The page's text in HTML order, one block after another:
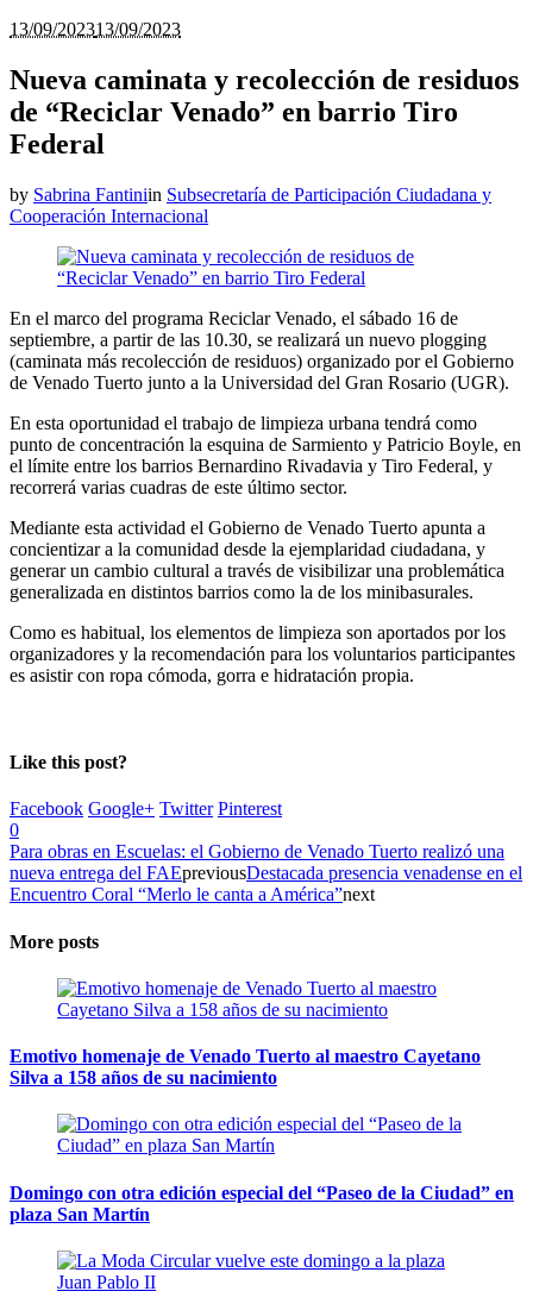
13/09/202313/09/2023
Nueva caminata y recolección de residuos
de “Reciclar Venado” en barrio Tiro
Federal
by Sabrina Fantiniin Subsecretaría de Participación Ciudadana y
Cooperación Internacional
En el marco del programa Reciclar Venado, el sábado 16 de
septiembre, a partir de las 10.30, se realizará un nuevo plogging
(caminata más recolección de residuos) organizado por el Gobierno
de Venado Tuerto junto a la Universidad del Gran Rosario (UGR).
En esta oportunidad el trabajo de limpieza urbana tendrá como
punto de concentración la esquina de Sarmiento y Patricio Boyle, en
el límite entre los barrios Bernardino Rivadavia y Tiro Federal, y
recorrerá varias cuadras de este último sector.
Mediante esta actividad el Gobierno de Venado Tuerto apunta a
concientizar a la comunidad desde la ejemplaridad ciudadana, y
generar un cambio cultural a través de visibilizar una problemática
generalizada en distintos barrios como la de los minibasurales.
Como es habitual, los elementos de limpieza son aportados por los
organizadores y la recomendación para los voluntarios participantes
es asistir con ropa cómoda, gorra e hidratación propia.
Like this post?
Facebook Google+ Twitter Pinterest
0
Para obras en Escuelas: el Gobierno de Venado Tuerto realizó una
nueva entrega del FAEpreviousDestacada presencia venadense en el
Encuentro Coral “Merlo le canta a América”next
More posts
Emotivo homenaje de Venado Tuerto al maestro Cayetano
Silva a 158 años de su nacimiento
Domingo con otra edición especial del “Paseo de la Ciudad” en
plaza San Martín